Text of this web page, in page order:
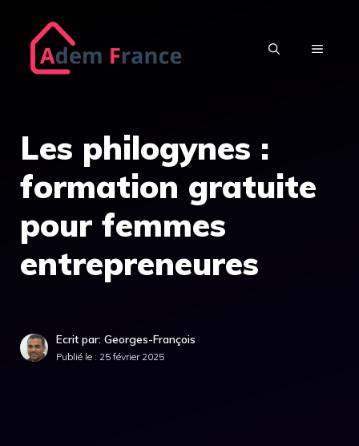
contenu
MENU
Les philogynes :
formation gratuite
pour femmes
entrepreneures
Ecrit par: Georges-François
Publié le : 25 février 2025